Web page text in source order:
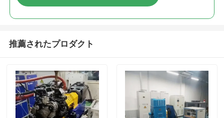
推薦されたプロダクト